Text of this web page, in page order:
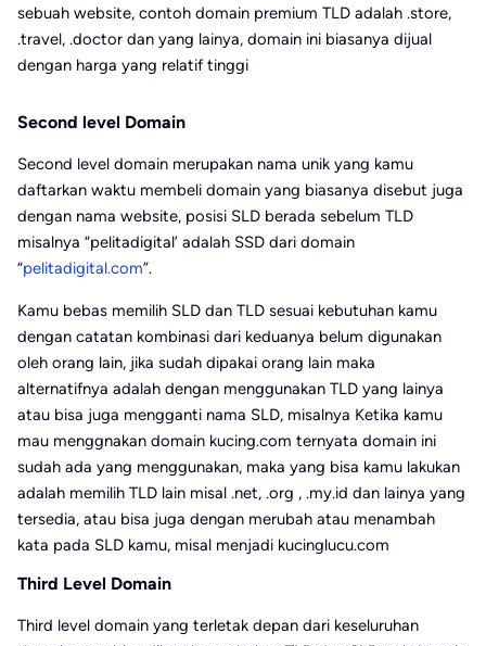
sebuah website, contoh domain premium TLD adalah .store,
.travel, .doctor dan yang lainya, domain ini biasanya dijual
dengan harga yang relatif tinggi
Second level Domain
Second level domain merupakan nama unik yang kamu
daftarkan waktu membeli domain yang biasanya disebut juga
dengan nama website, posisi SLD berada sebelum TLD
misalnya “pelitadigital’ adalah SSD dari domain
“pelitadigital.com”.
Kamu bebas memilih SLD dan TLD sesuai kebutuhan kamu
dengan catatan kombinasi dari keduanya belum digunakan
oleh orang lain, jika sudah dipakai orang lain maka
alternatifnya adalah dengan menggunakan TLD yang lainya
atau bisa juga mengganti nama SLD, misalnya Ketika kamu
mau menggnakan domain kucing.com ternyata domain ini
sudah ada yang menggunakan, maka yang bisa kamu lakukan
adalah memilih TLD lain misal .net, .org , .my.id dan lainya yang
tersedia, atau bisa juga dengan merubah atau menambah
kata pada SLD kamu, misal menjadi kucinglucu.com
Third Level Domain
Third level domain yang terletak depan dari keseluruhan